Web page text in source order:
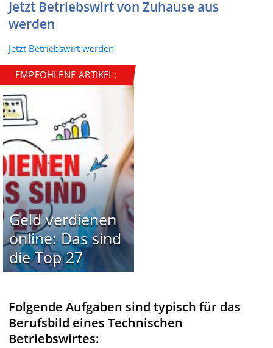
Jetzt Betriebswirt von Zuhause aus
werden
Jetzt Betriebswirt werden
EMPFOHLENE ARTIKEL:
Geld verdienen
online: Das sind
die Top 27
Folgende Aufgaben sind typisch für das
Berufsbild eines Technischen
Betriebswirtes: